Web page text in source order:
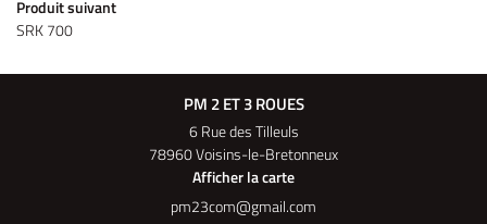
Produit suivant
SRK 700
PM 2 ET 3 ROUES
6 Rue des Tilleuls
78960 Voisins-le-Bretonneux
Afficher la carte